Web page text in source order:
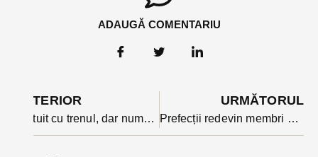
ADAUGĂ COMENTARIU
ANTERIOR
Gratuit cu trenul, dar numai până la școală- Ordonanța cu gratuitatea e în Parlament și poate fi modificată
URMĂTORUL
Prefecții redevin membri de partid. Guvernul a stabilit cum în proiectul noului Cod Administrativ